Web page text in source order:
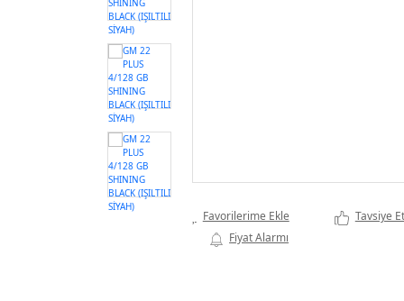
Tavsiye Et
Fiyat Alarmı